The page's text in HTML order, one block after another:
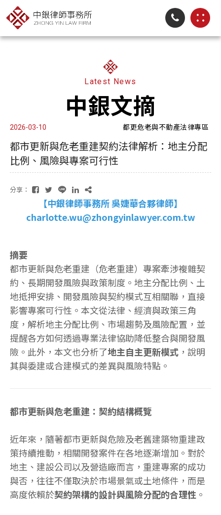
Latest News
中銀文摘
2026-03-10 都更危老與不動產法律專區
都市更新與危老重建契約法律解析：地主分配
比例、風險與專案可行性
分享：
【中銀律師事務所 吳婕華合夥律師】
charlotte.wu@zhongyinlawyer.com.tw
摘要
都市更新與危老重建（危老重建）專案牽涉複雜契
約、長期開發風險與政策制度。地主分配比例、土
地抵押安排、開發風險與契約模式互相關聯，直接
影響專案可行性。本文從法律、經濟與政策三角
度，解析地主分配比例、市場趨勢及風險配置，並
提醒各方如何透過專業法律協助降低整合與開發風
險。此外，本文也分析了地主自主更新模式 ，說明
其與委建或合建模式的差異與風險特點。
都市更新與危老重建：契約結構概覽
近年來，隨著都市更新與危險及老舊建築物重建政
策持續推動，相關開發案件在各地逐漸增加。對於
地主、建設公司以及營造廠而言，重建專案的成功
與否，往往不僅取決於市場景氣或土地條件，而是
高度依賴於契約架構的設計與風險分配的合理性 。